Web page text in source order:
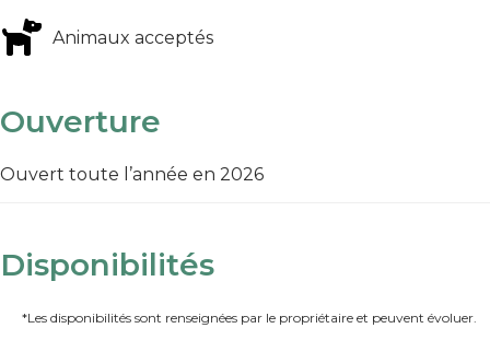
Animaux acceptés
Ouverture
Ouvert toute l’année en 2026
Disponibilités
*Les disponibilités sont renseignées par le propriétaire et peuvent évoluer.